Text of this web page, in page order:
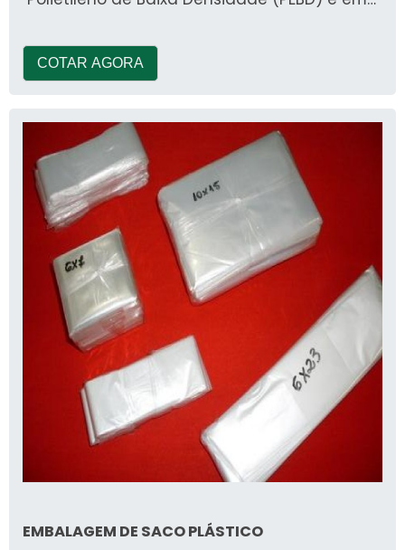
COTAR AGORA
EMBALAGEM DE SACO PLÁSTICO